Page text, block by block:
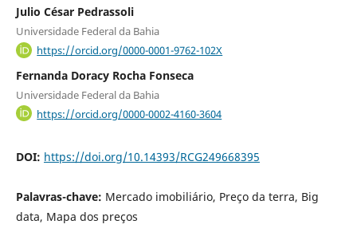
Julio César Pedrassoli
Universidade Federal da Bahia
https://orcid.org/0000-0001-9762-102X
Fernanda Doracy Rocha Fonseca
Universidade Federal da Bahia
https://orcid.org/0000-0002-4160-3604
DOI: https://doi.org/10.14393/RCG249668395
Palavras-chave: Mercado imobiliário, Preço da terra, Big
data, Mapa dos preços